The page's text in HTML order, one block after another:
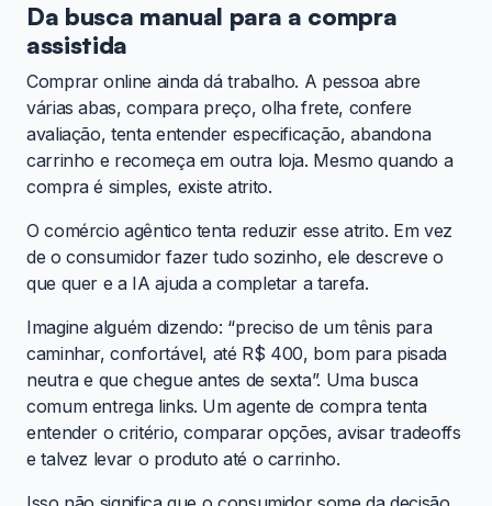
Da busca manual para a compra
assistida
Comprar online ainda dá trabalho. A pessoa abre
várias abas, compara preço, olha frete, confere
avaliação, tenta entender especificação, abandona
carrinho e recomeça em outra loja. Mesmo quando a
compra é simples, existe atrito.
O comércio agêntico tenta reduzir esse atrito. Em vez
de o consumidor fazer tudo sozinho, ele descreve o
que quer e a IA ajuda a completar a tarefa.
Imagine alguém dizendo: “preciso de um tênis para
caminhar, confortável, até R$ 400, bom para pisada
neutra e que chegue antes de sexta”. Uma busca
comum entrega links. Um agente de compra tenta
entender o critério, comparar opções, avisar tradeoffs
e talvez levar o produto até o carrinho.